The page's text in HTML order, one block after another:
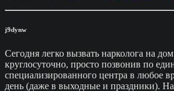
j9dynw
Сегодня легко вызвать нарколога на
круглосуточно, просто позвонив по
специализированного центра в любое
день (даже в выходные и праздники).